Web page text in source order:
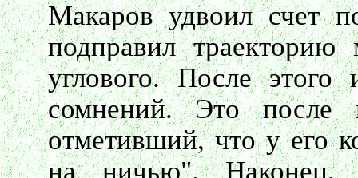
Макаров удвоил счет
подправил
углового. После
сомнений. Это после
отметивший, что у его
на ничью". Наконец,